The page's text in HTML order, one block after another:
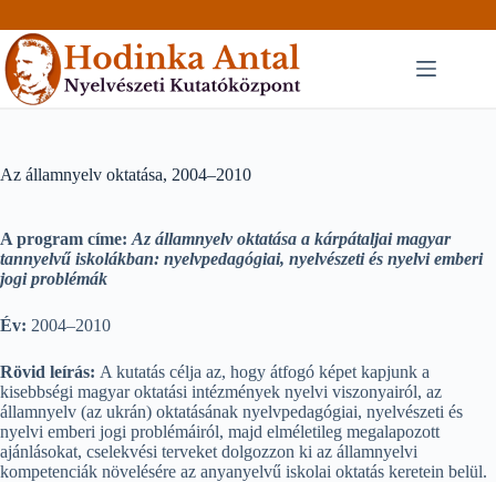
to
content
Az államnyelv oktatása, 2004–2010
A program címe: Az államnyelv oktatása a kárpátaljai magyar
tannyelvű iskolákban: nyelvpedagógiai, nyelvészeti és nyelvi emberi
jogi problémák
Év: 2004–2010
Rövid leírás: A kutatás célja az, hogy átfogó képet kapjunk a
kisebbségi magyar oktatási intézmények nyelvi viszonyairól, az
államnyelv (az ukrán) oktatásának nyelvpedagógiai, nyelvészeti és
nyelvi emberi jogi problémáiról, majd elméletileg megalapozott
ajánlásokat, cselekvési terveket dolgozzon ki az államnyelvi
kompetenciák növelésére az anyanyelvű iskolai oktatás keretein belül.